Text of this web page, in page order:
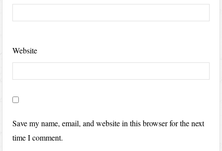
Website
Save my name, email, and website in this browser for the next
time I comment.